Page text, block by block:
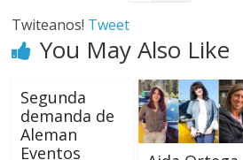
Twiteanos! Tweet
You May Also Like
Segunda
demanda de
Aleman
Eventos